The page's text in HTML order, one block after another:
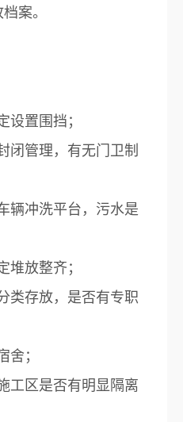
案。
置围挡；
闭管理，有无门卫制
辆冲洗平台，污水是
放整齐；
类存放，是否有专职
；
工区是否有明显隔离